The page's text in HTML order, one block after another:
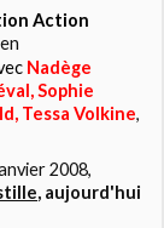
Action
Nadège
Sophie
Tessa Volkine,
2008,
, aujourd'hui